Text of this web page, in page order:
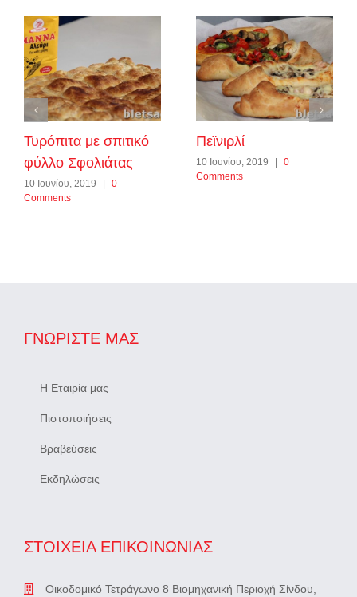
Τυρόπιτα με σπιτικό
φύλλο Σφολιάτας
10 Ιουνίου, 2019 |
0
Comments
Πεϊνιρλί
10 Ιουνίου, 2019 |
0
Comments
ΓΝΩΡΊΣΤΕ ΜΑΣ
Η Εταιρία μας
Πιστοποιήσεις
Βραβεύσεις
Εκδηλώσεις
ΣΤΟΙΧΕΙΑ ΕΠΙΚΟΙΝΩΝΙΑΣ
Οικοδομικό Τετράγωνο 8 Βιομηχανική Περιοχή Σίνδου,